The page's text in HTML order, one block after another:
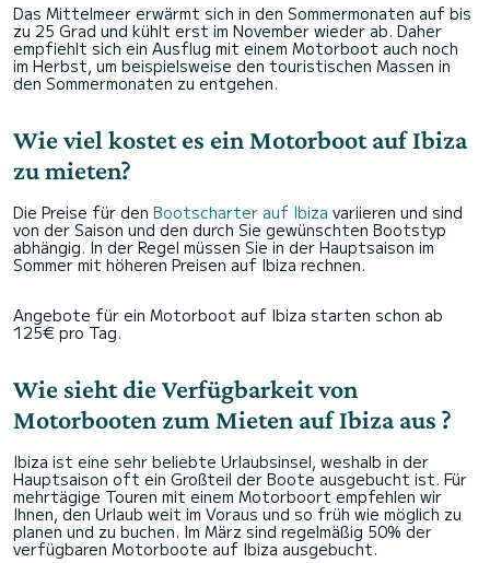
Das Mittelmeer erwärmt sich in den Sommermonaten auf bis
zu 25 Grad und kühlt erst im November wieder ab. Daher
empfiehlt sich ein Ausflug mit einem Motorboot auch noch
im Herbst, um beispielsweise den touristischen Massen in
den Sommermonaten zu entgehen.
Wie viel kostet es ein Motorboot auf Ibiza
zu mieten?
Die Preise für den Bootscharter auf Ibiza variieren und sind
von der Saison und den durch Sie gewünschten Bootstyp
abhängig. In der Regel müssen Sie in der Hauptsaison im
Sommer mit höheren Preisen auf Ibiza rechnen.
Angebote für ein Motorboot auf Ibiza starten schon ab
125€ pro Tag.
Wie sieht die Verfügbarkeit von
Motorbooten zum Mieten auf Ibiza aus ?
Ibiza ist eine sehr beliebte Urlaubsinsel, weshalb in der
Hauptsaison oft ein Großteil der Boote ausgebucht ist. Für
mehrtägige Touren mit einem Motorboort empfehlen wir
Ihnen, den Urlaub weit im Voraus und so früh wie möglich zu
planen und zu buchen. Im März sind regelmäßig 50% der
verfügbaren Motorboote auf Ibiza ausgebucht.